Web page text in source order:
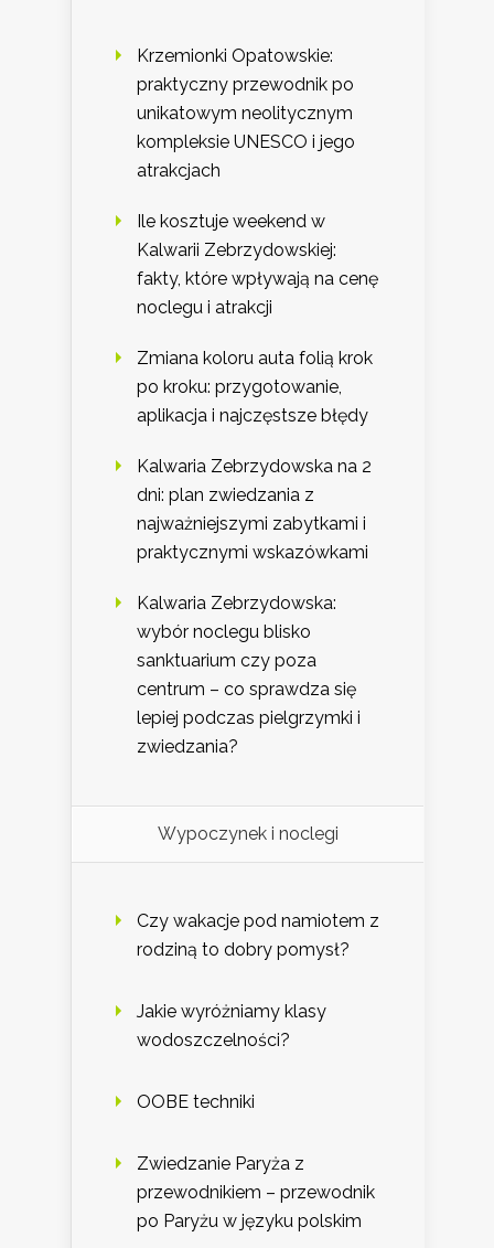
Krzemionki Opatowskie:
praktyczny przewodnik po
unikatowym neolitycznym
kompleksie UNESCO i jego
atrakcjach
Ile kosztuje weekend w
Kalwarii Zebrzydowskiej:
fakty, które wpływają na cenę
noclegu i atrakcji
Zmiana koloru auta folią krok
po kroku: przygotowanie,
aplikacja i najczęstsze błędy
Kalwaria Zebrzydowska na 2
dni: plan zwiedzania z
najważniejszymi zabytkami i
praktycznymi wskazówkami
Kalwaria Zebrzydowska:
wybór noclegu blisko
sanktuarium czy poza
centrum – co sprawdza się
lepiej podczas pielgrzymki i
zwiedzania?
Wypoczynek i noclegi
Czy wakacje pod namiotem z
rodziną to dobry pomysł?
Jakie wyróżniamy klasy
wodoszczelności?
OOBE techniki
Zwiedzanie Paryża z
przewodnikiem – przewodnik
po Paryżu w języku polskim